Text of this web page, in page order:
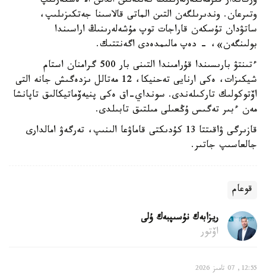
وتىرعان. وندىرىلگەن التىن الماتى قالاسىنا جەتكىزىلىپ،
ساتۋدان تۇسكەن قاراجات توپ مۇشەلەرىنىڭ اراسىندا
بولىنگەن»، - دەپ مالىمدەدى اگەنتتىك.
ءتىنتۋ بارىسىندا قۇرامىندا التىنى بار 500 گرامنان استام
شيكىزات، ەكى ارنايى تەحنيكا، 12 مەتالل ىزدەگىش جانە التى
اۆتوكولىك تاركىلەندى. سونداي-اق ەكى پنيەۆماتيكالىق تاپانشا
مەن ءبىر تەگىس ۇڭعىلى مىلتىق تابىلدى.
قازىرگى ۋاقىتتا 13 كۇدىكتى قاماۋعا الىنىپ، تەرگەۋ امالدارى
جالعاسىپ جاتىر.
قوعام
ريزابەك نۇسىپبەك ۇلى
اۆتور
12:55, 07 تامىز 2026